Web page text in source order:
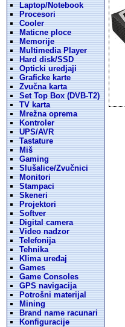
Laptop/Notebook
Procesori
Cooler
Maticne ploce
Memorije
Multimedia Player
Hard disk/SSD
Opticki uredjaji
Graficke karte
Zvučna karta
Set Top Box (DVB-T2)
TV karta
Mrežna oprema
Kontroler
UPS/AVR
Tastature
Miš
Gaming
Slušalice/Zvučnici
Monitori
Stampaci
Skeneri
Projektori
Softver
Digital camera
Video nadzor
Telefonija
Tehnika
Klima uređaj
Games
Game Consoles
GPS navigacija
Potrošni materijal
Mining
Brand name racunari
Konfiguracije